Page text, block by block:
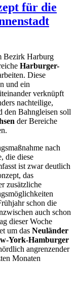
für die
Bezirk Harburg
Harburger-
Diese
und ein
verknüpft
nachteilige,
den Bahngleisen soll
der Bereiche
nach
die diese
ist zwar deutlich
das
zusätzliche
schon die
auch schon
dieser Woche
um das Neuländer
York-Hamburger
angrenzender
Monaten